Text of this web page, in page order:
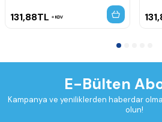
131,88TL KDV
E-Bülten
Kampanya ve yeniliklerden haberdar
olun!